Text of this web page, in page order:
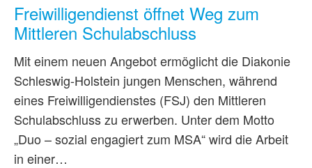
Freiwilligendienst öffnet Weg zum
Mittleren Schulabschluss
Mit einem neuen Angebot ermöglicht die Diakonie
Schleswig-Holstein jungen Menschen, während
eines Freiwilligendienstes (FSJ) den Mittleren
Schulabschluss zu erwerben. Unter dem Motto
„Duo – sozial engagiert zum MSA“ wird die Arbeit
in einer…